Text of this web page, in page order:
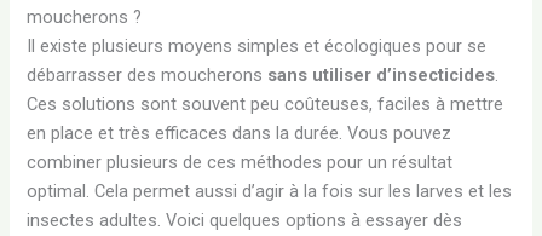
moucherons ?
Il existe plusieurs moyens simples et écologiques pour se
débarrasser des moucherons sans utiliser d’insecticides.
Ces solutions sont souvent peu coûteuses, faciles à mettre
en place et très efficaces dans la durée. Vous pouvez
combiner plusieurs de ces méthodes pour un résultat
optimal. Cela permet aussi d’agir à la fois sur les larves et les
insectes adultes. Voici quelques options à essayer dès